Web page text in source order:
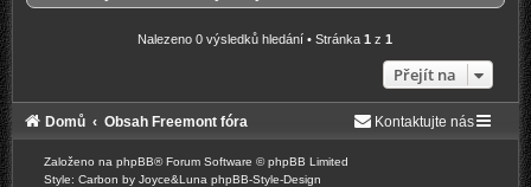
Nalezeno 0 výsledků hledání • Stránka1 z1
Přejít na
Domů Obsah Freemont fóra Kontaktujte nás
Založeno na phpBB® Forum Software © phpBB Limited
Style: Carbon by Joyce&Luna phpBB-Style-Design